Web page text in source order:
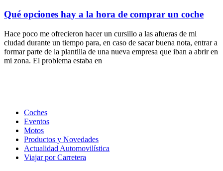
Qué opciones hay a la hora de comprar un coche
Hace poco me ofrecieron hacer un cursillo a las afueras de mi
ciudad durante un tiempo para, en caso de sacar buena nota, entrar a
formar parte de la plantilla de una nueva empresa que iban a abrir en
mi zona. El problema estaba en
Coches
Eventos
Motos
Productos y Novedades
Actualidad Automovilística
Viajar por Carretera